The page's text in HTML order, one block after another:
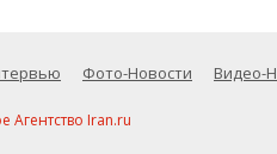
Фото-Новости Видео-
Iran.ru